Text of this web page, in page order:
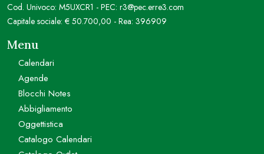
Cod. Univoco: M5UXCR1 - PEC: r3@pec.erre3.com
Capitale sociale: € 50.700,00 - Rea: 396909
Menu
Calendari
Agende
Blocchi Notes
Abbigliamento
Oggettistica
Catalogo Calendari